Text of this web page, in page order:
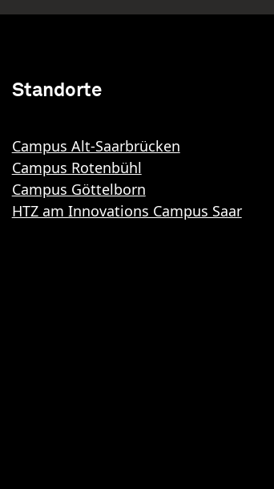
Standorte
Campus Alt-Saarbrücken
Campus Rotenbühl
Campus Göttelborn
HTZ am Innovations Campus Saar